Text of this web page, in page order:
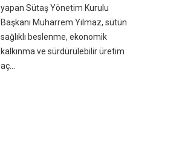
yapan Sütaş Yönetim Kurulu
Başkanı Muharrem Yılmaz, sütün
sağlıklı beslenme, ekonomik
kalkınma ve sürdürülebilir üretim
aç...